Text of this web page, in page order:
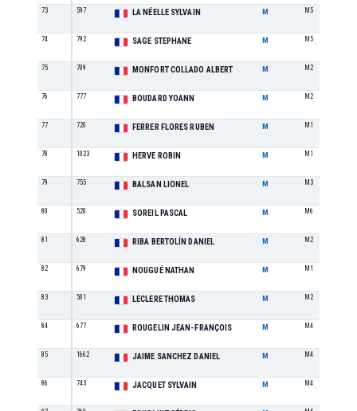
73 597 LA NÉELLE SYLVAIN M M5
74 792 SAGE STEPHANE M M5
75 709 MONFORT COLLADO ALBERT M M2
76 777 BOUDARD YOANN M M2
77 720 FERRER FLORES RUBEN M M1
78 1023 HERVE ROBIN M M1
79 755 BALSAN LIONEL M M3
80 520 SOREIL PASCAL M M6
81 628 RIBA BERTOLÍN DANIEL M M2
82 679 NOUGUÉ NATHAN M M1
83 501 LECLERE THOMAS M M2
84 677 ROUGELIN JEAN-FRANÇOIS M M4
85 1662 JAIME SANCHEZ DANIEL M M4
86 743 JACQUET SYLVAIN M M4